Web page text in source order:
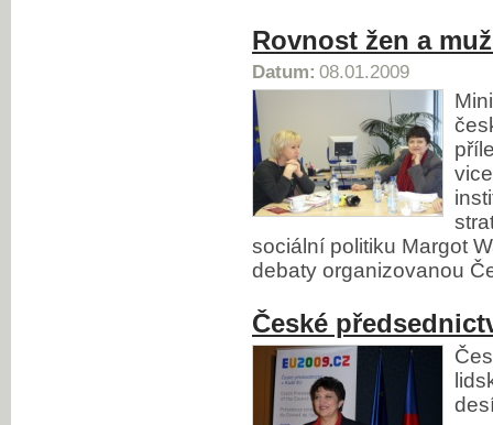
Rovnost žen a
Datum: 08.01.2009
sociální politiku Margot
debaty organizovanou
České